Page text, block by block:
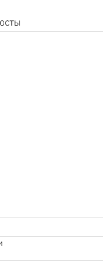
и мозг, как